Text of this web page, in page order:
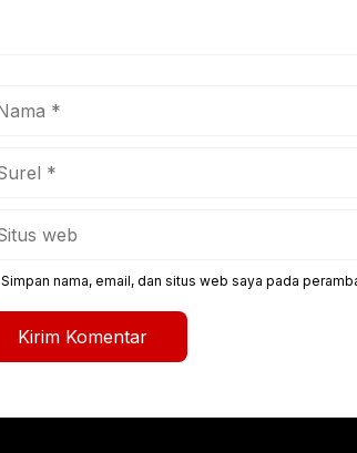
Simpan nama, email, dan situs web saya pada